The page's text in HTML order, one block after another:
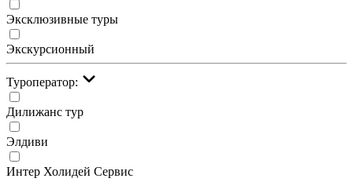
Эксклюзивные туры
Экскурсионный
Туроператор:
Дилижанс тур
Элдиви
Интер Холидей Сервис